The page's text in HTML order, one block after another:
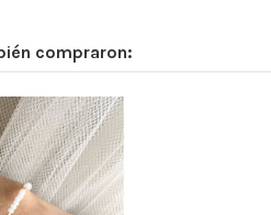
compraron: